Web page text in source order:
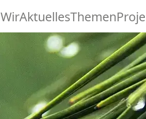
WirAktuellesThemen